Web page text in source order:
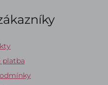
platba